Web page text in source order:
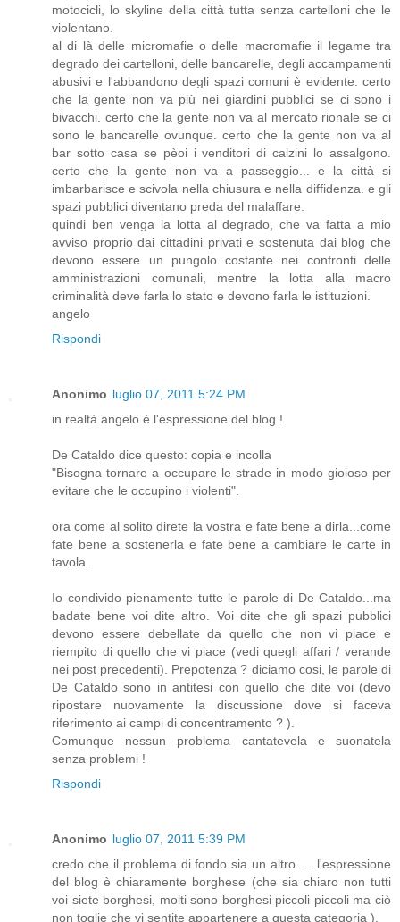
motocicli, lo skyline della città tutta senza cartelloni che le
violentano.
al di là delle micromafie o delle macromafie il legame tra
degrado dei cartelloni, delle bancarelle, degli accampamenti
abusivi e l'abbandono degli spazi comuni è evidente. certo
che la gente non va più nei giardini pubblici se ci sono i
bivacchi. certo che la gente non va al mercato rionale se ci
sono le bancarelle ovunque. certo che la gente non va al
bar sotto casa se pèoi i venditori di calzini lo assalgono.
certo che la gente non va a passeggio... e la città si
imbarbarisce e scivola nella chiusura e nella diffidenza. e gli
spazi pubblici diventano preda del malaffare.
quindi ben venga la lotta al degrado, che va fatta a mio
avviso proprio dai cittadini privati e sostenuta dai blog che
devono essere un pungolo costante nei confronti delle
amministrazioni comunali, mentre la lotta alla macro
criminalità deve farla lo stato e devono farla le istituzioni.
angelo
Rispondi
Anonimo luglio 07, 2011 5:24 PM
in realtà angelo è l'espressione del blog !
De Cataldo dice questo: copia e incolla
"Bisogna tornare a occupare le strade in modo gioioso per
evitare che le occupino i violenti".
ora come al solito direte la vostra e fate bene a dirla...come
fate bene a sostenerla e fate bene a cambiare le carte in
tavola.
Io condivido pienamente tutte le parole di De Cataldo...ma
badate bene voi dite altro. Voi dite che gli spazi pubblici
devono essere debellate da quello che non vi piace e
riempito di quello che vi piace (vedi quegli affari / verande
nei post precedenti). Prepotenza ? diciamo cosi, le parole di
De Cataldo sono in antitesi con quello che dite voi (devo
ripostare nuovamente la discussione dove si faceva
riferimento ai campi di concentramento ? ).
Comunque nessun problema cantatevela e suonatela
senza problemi !
Rispondi
Anonimo luglio 07, 2011 5:39 PM
credo che il problema di fondo sia un altro......l'espressione
del blog è chiaramente borghese (che sia chiaro non tutti
voi siete borghesi, molti sono borghesi piccoli piccoli ma ciò
non toglie che vi sentite appartenere a questa categoria ).